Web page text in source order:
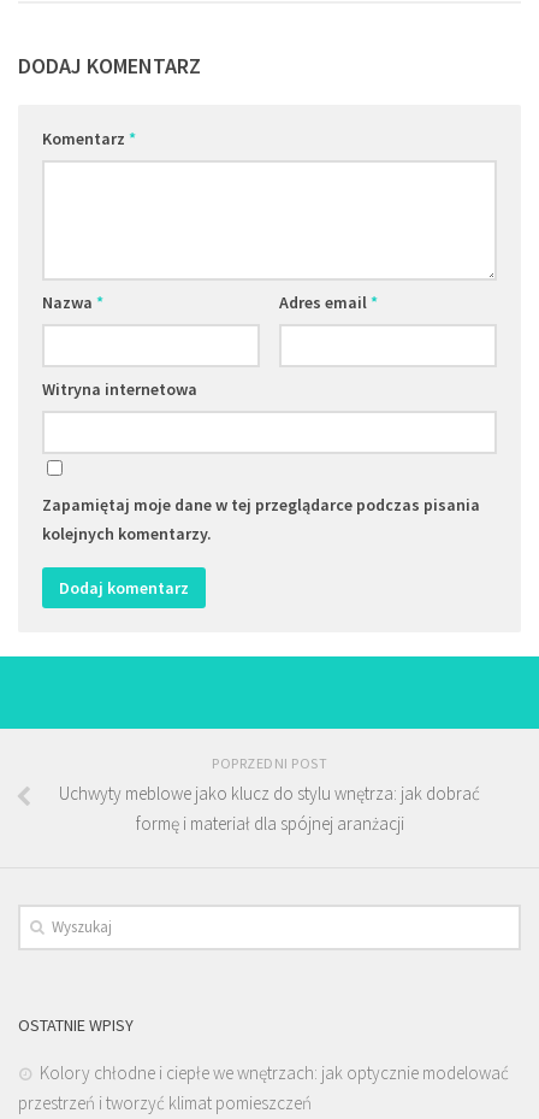
DODAJ KOMENTARZ
Komentarz *
Nazwa * Adres email*
Witryna internetowa
Zapamiętaj moje dane w tej przeglądarce podczas pisania
kolejnych komentarzy.
POPRZEDNI POST
Uchwyty meblowe jako klucz do stylu wnętrza: jak dobrać
formę i materiał dla spójnej aranżacji
OSTATNIE WPISY
Kolory chłodne i ciepłe we wnętrzach: jak optycznie modelować
przestrzeń i tworzyć klimat pomieszczeń